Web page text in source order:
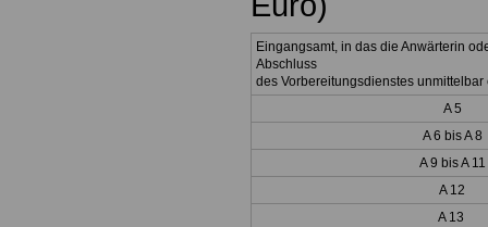
Eingangsamt, in das die Anwärterin
Abschluss
des Vorbereitungsdienstes unmittelbar
A 5
A 6 bis A 8
A 9 bis A 11
A 12
A 13